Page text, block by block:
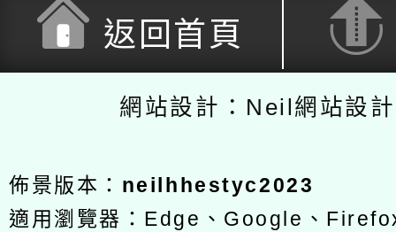
返回首頁
網站設計：Neil網站設
佈景版本： neilhhestyc2023
適用瀏覽器：Edge、Google、